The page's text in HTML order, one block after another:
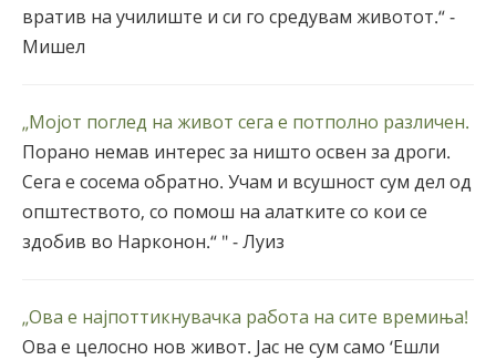
вратив на училиште и си го средувам животот.“ -
Мишел
„Мојот поглед на живот сега е потполно различен.
Порано немав интерес за ништо освен за дроги.
Сега е сосема обратно. Учам и всушност сум дел од
општеството, со помош на алатките со кои се
здобив во Нарконон.“ " - Луиз
„Ова е најпоттикнувачка работа на сите времиња!
Ова е целосно нов живот. Јас не сум само ‘Ешли